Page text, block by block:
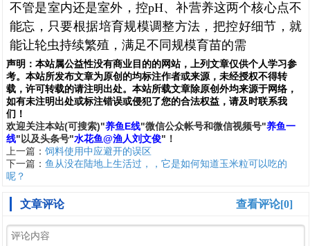
不管是室内还是室外，控pH、补营养这两个核心点不
能忘，只要根据培育规模调整方法，把控好细节，就
能让轮虫持续繁殖，满足不同规模育苗的需
声明： 本站属公益性没有商业目的的网站，上列文章仅供个人学习参
考。本站所发布文章为原创的均标注作者或来源，未经授权不得转
载，许可转载的请注明出处。本站所载文章除原创外均来源于网络，
如有未注明出处或标注错误或侵犯了您的合法权益，请及时联系我
们 ！
欢迎关注本站(可搜索)"养鱼E线"微信公众帐号和微信视频号"养鱼一
线" 以及头条号"水花鱼@渔人刘文俊"！
上一篇： 饲料使用中应避开的误区
下一篇： 鱼从没在陆地上生活过，，它是如何知道玉米粒可以吃的
呢？
查看评论[0]
文章评论